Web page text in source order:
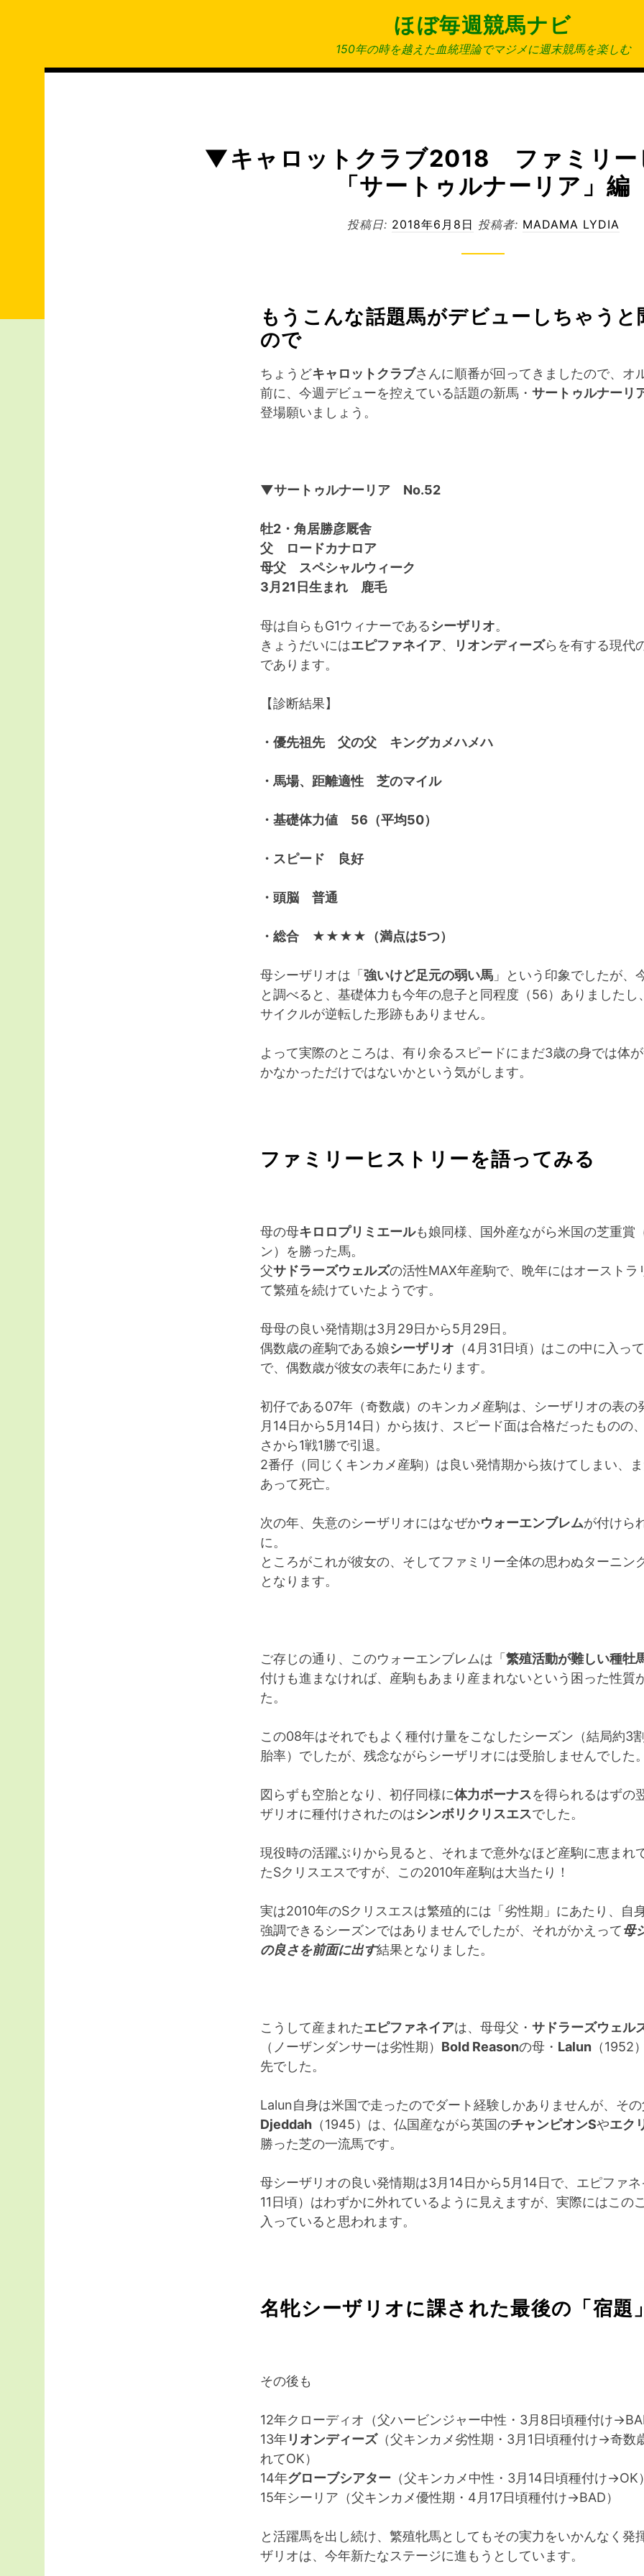
ほぼ毎週競馬ナビ
150年の時を越えた血統理論でマジメに週末競馬を楽しむ
▼キャロットクラブ2018 ファミリー
「サートゥルナーリア」編
投稿日: 2018年6月8日 投稿者: MADAMA LYDIA
もうこんな話題馬がデビューしちゃうと
ので
ちょうどキャロットクラブさんに順番が回ってきましたので、オ
前に、今週デビューを控えている話題の新馬・ サートゥルナーリ
登場願いましょう。
▼サートゥルナーリア No.52
牡2・角居勝彦厩舎
父 ロードカナロア
母父 スペシャルウィーク
3月21日生まれ 鹿毛
母は自らもG1ウィナーであるシーザリオ。
きょうだいにはエピファネイア、 リオンディーズらを有する現代
であります。
【診断結果】
・優先祖先 父の父 キングカメハメハ
・馬場、距離適性 芝のマイル
・基礎体力値 56（平均50）
・スピード 良好
・頭脳 普通
・総合 ★★★★（満点は5つ）
母シーザリオは「強いけど足元の弱い馬 」という印象でしたが、
と調べると、基礎体力も今年の息子と同程度（56）ありましたし
サイクルが逆転した形跡もありません。
よって実際のところは、有り余るスピードにまだ3歳の身では体
かなかっただけではないかという気がします。
ファミリーヒストリーを語ってみる
母の母キロロプリミエールも娘同様、国外産ながら米国の芝重賞
ン）を勝った馬。
父サドラーズウェルズの活性MAX年産駒で、晩年にはオーストラ
て繁殖を続けていたようです。
母母の良い発情期は3月29日から5月29日。
偶数歳の産駒である娘シーザリオ （4月31日頃）はこの中に入っ
で、偶数歳が彼女の表年にあたります。
初仔である07年（奇数歳）のキンカメ産駒は、シーザリオの表の
月14日から5月14日）から抜け、スピード面は合格だったものの
さから1戦1勝で引退。
2番仔（同じくキンカメ産駒）は良い発情期から抜けてしまい、
あって死亡。
次の年、失意のシーザリオにはなぜかウォーエンブレムが付けら
に。
ところがこれが彼女の、そしてファミリー全体の思わぬターニン
となります。
ご存じの通り、このウォーエンブレムは「 繁殖活動が難しい種牡
付けも進まなければ、産駒もあまり産まれないという困った性質
た。
この08年はそれでもよく種付け量をこなしたシーズン（結局約3
胎率）でしたが、残念ながらシーザリオには受胎しませんでした。
図らずも空胎となり、初仔同様に体力ボーナスを得られるはずの
ザリオに種付けされたのはシンボリクリスエスでした。
現役時の活躍ぶりから見ると、それまで意外なほど産駒に恵まれ
たSクリスエスですが、この2010年産駒は大当たり！
実は2010年のSクリスエスは繁殖的には「劣性期」にあたり、自
強調できるシーズンではありませんでしたが、それがかえって母
の良さを前面に出す結果となりました。
こうして産まれたエピファネイアは、母母父・ サドラーズウェル
（ノーザンダンサーは劣性期） Bold Reasonの母・ Lalun （1952
先でした。
Lalun自身は米国で走ったのでダート経験しかありませんが、その
Djeddah （1945）は、仏国産ながら英国のチャンピオンSやエク
勝った芝の一流馬です。
母シーザリオの良い発情期は3月14日から5月14日で、エピファネ
11日頃）はわずかに外れているように見えますが、実際にはこの
入っていると思われます。
名牝シーザリオに課された最後の「宿題
その後も
12年クローディオ（父ハービンジャー中性・3月8日頃種付け
13年リオンディーズ（父キンカメ劣性期・3月1日頃種付け→奇数
れてOK）
14年グローブシアター （父キンカメ中性・3月14日頃種付け→OK）
15年シーリア（父キンカメ優性期・4月17日頃種付け→BAD）
と活躍馬を出し続け、繁殖牝馬としてもその実力をいかんなく発
ザリオは、今年新たなステージに進もうとしています。